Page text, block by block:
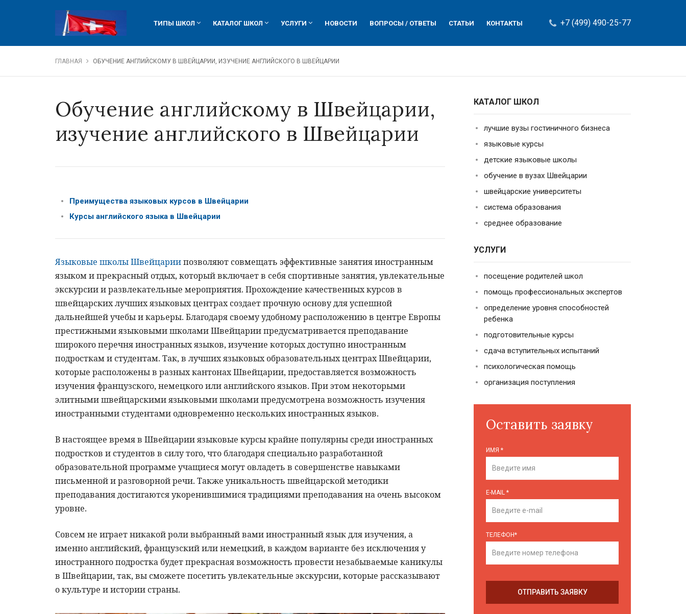
ТИПЫ ШКОЛ
обучение гостиничному делу
система образования
КАТАЛОГ ШКОЛ
языковые курсы
швейцарские университеты
система образования
среднее образование
УСЛУГИ
помощь профессиональных экспертов
сдача вступительных испытаний
психологическая помощь
организация поступления
НОВОСТИ ВОПРОСЫ / ОТВЕТЫ СТАТЬИ КОНТАКТЫ +7 (499) 490-25-77
ГЛАВНАЯ ОБУЧЕНИЕ АНГЛИЙСКОМУ В ШВЕЙЦАРИИ, ИЗУЧЕНИЕ АНГЛИЙСКОГО В ШВЕЙЦАРИИ
Обучение английскому в Швейцарии,
изучение английского в Швейцарии
Преимущества языковых курсов в Швейцарии
Курсы английского языка в Швейцарии
Языковые школы Швейцариипозволяют совмещать эффективные занятия иностранным
языком и прекрасный отдых, который включает в себя спортивные занятия, увлекательные
экскурсии и развлекательные мероприятия. Прохождение качественных курсов в
швейцарских лучших языковых центрах создает прочную основу для успешной
дальнейшей учебы и карьеры. Благодаря своему удобному расположению в центре Европы
престижными языковыми школами Швейцарии предусматривается преподавание
широкого перечня иностранных языков, изучение которых доступно иностранным
подросткам и студентам. Так, в лучших языковых образовательных центрах Швейцарии,
которые расположены в разных кантонах Швейцарии, предоставляется возможность
изучения французского, немецкого или английского языков. При этом некоторыми
элитными швейцарскими языковыми школами предусмотрена возможность изучения
иностранными студентами одновременно нескольких иностранных языков.
В настоящее время в Швейцарии языковые курсы крайне популярны среди иностранных
подростков и студентов в силу того, что благодаря специально разработанной
образовательной программе учащиеся могут овладеть в совершенстве навыками
письменной и разговорной речи. Также уникальность швейцарской методики
преподавания достигаются укоренившимися традициями преподавания на очень высоком
уровне.
Совсем не играет никакой роли выбранный вами иностранный язык для изучения, а
именно английский, французский или немецкий, в каждом варианте без исключения у
иностранного подростка будет прекрасная возможность провести незабываемые каникулы
в Швейцарии, так, вы сможете посетить увлекательные экскурсии, которые рассказывают
о культуре и истории страны.
Оставить заявку
ИМЯ *
E-MAIL *
ТЕЛЕФОН*
ОТПРАВИТЬ ЗАЯВКУ
КАТАЛОГ ШКОЛ
лучшие вузы гостиничного бизнеса
языковые курсы
детские языковые школы
обучение в вузах Швейцарии
швейцарские университеты
система образования
среднее образование
УСЛУГИ
посещение родителей школ
помощь профессиональных экспертов
определение уровня способностей
ребенка
подготовительные курсы
сдача вступительных испытаний
психологическая помощь
организация поступления